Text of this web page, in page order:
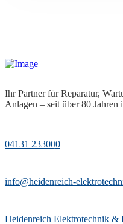
Ihr Partner für Reparatur,
Anlagen – seit über 80 Jahren
04131 233000
info@heidenreich-
Heidenreich Elektrotechnik &